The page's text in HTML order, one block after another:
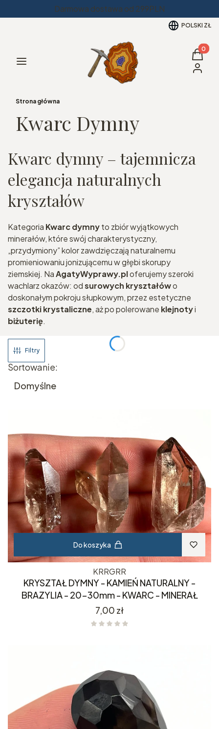
Darmowa dostawa od 299PLN
POLSKI ZŁ
Menu
Koszyk
Strona główna
Kwarc Dymny
Kwarc dymny – tajemnicza
elegancja naturalnych
kryształów
Kategoria Kwarc dymnyto zbiór wyjątkowych
minerałów, które swój charakterystyczny,
„przydymiony” kolor zawdzięczają naturalnemu
promieniowaniu jonizującemu w głębi skorupy
ziemskiej. NaAgatyWyprawy.ploferujemy szeroki
wachlarz okazów: odsurowych kryształówo
doskonałym pokroju słupkowym, przez estetyczne
szczotki krystaliczne, aż po polerowane klejnotyi
biżuterię.
Filtry
Lista produktów
Sortowanie:
Domyślne
Do koszyka
KRRGRR
KRYSZTAŁ DYMNY - KAMIEŃ NATURALNY -
BRAZYLIA - 20-30mm - KWARC - MINERAŁ
Cena
7,00 zł